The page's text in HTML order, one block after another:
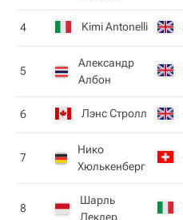
4 Kimi Antonelli
5
Александр
Албон
6 Лэнс Стролл
7
Нико
Хюлькенберг
8
Шарль
Леклер